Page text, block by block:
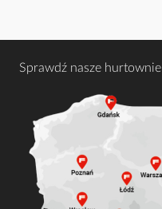
Sprawdź nasze hurtownie